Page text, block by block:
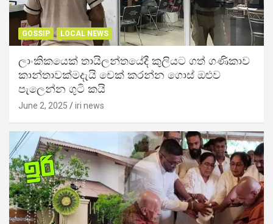
GOSSIP LOCAL NEWS
ලාංකිකයෙක් තායිලන්තයේදී කුලියට ගත් ගණිකාව
කාන්තාවක්මදැයි චෙක් කරන්න ගොස් ඔළුව
පැලෙන්න ගුටි කයි
June 2, 2025 iri news